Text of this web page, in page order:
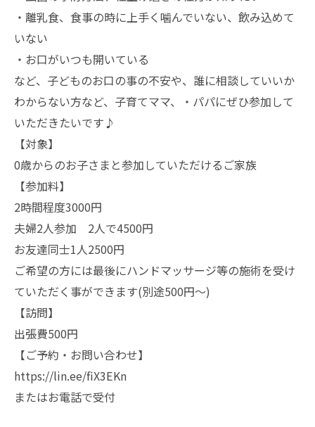
・離乳食、食事の時に上手く噛んでいない、飲み込めて
いない
・お口がいつも開いている
など、子どものお口の事の不安や、誰に相談していいか
わからない方など、子育てママ、・パパにぜひ参加して
いただきたいです♪
【対象】
0歳からのお子さまと参加していただけるご家族
【参加料】
2時間程度3000円
夫婦2人参加 2人で4500円
お友達同士1人2500円
ご希望の方には最後にハンドマッサージ等の施術を受け
ていただく事ができます(別途500円〜)
【訪問】
出張費500円
【ご予約・お問い合わせ】
https://lin.ee/fiX3EKn
またはお電話で受付